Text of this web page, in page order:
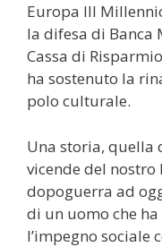
Europa III
la difesa di Banca
Cassa di
ha sostenuto la
polo culturale.
Una storia, quella
vicende del nostro
dopoguerra ad
di un uomo che
l’impegno sociale